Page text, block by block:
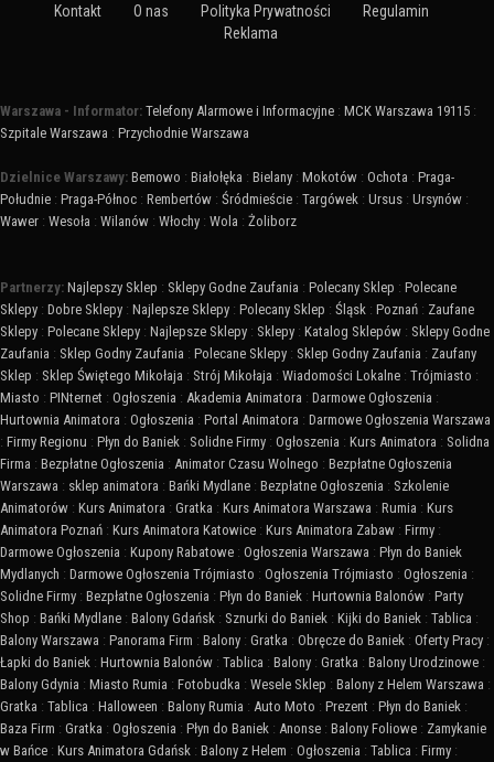
Kontakt O nas Polityka Prywatności
Regulamin
Reklama
Warszawa - Informator: Telefony Alarmowe i Informacyjne : MCK Warszawa 19115 :
Szpitale Warszawa : Przychodnie Warszawa
Dzielnice Warszawy: Bemowo : Białołęka : Bielany : Mokotów : Ochota : Praga-
Południe : Praga-Północ : Rembertów : Śródmieście : Targówek : Ursus : Ursynów :
Wawer : Wesoła : Wilanów : Włochy : Wola : Żoliborz
Partnerzy: Najlepszy Sklep : Sklepy Godne Zaufania : Polecany Sklep : Polecane
Sklepy : Dobre Sklepy : Najlepsze Sklepy : Polecany Sklep : Śląsk : Poznań : Zaufane
Sklepy : Polecane Sklepy : Najlepsze Sklepy : Sklepy : Katalog Sklepów : Sklepy Godne
Zaufania : Sklep Godny Zaufania : Polecane Sklepy : Sklep Godny Zaufania : Zaufany
Sklep : Sklep Świętego Mikołaja : Strój Mikołaja : Wiadomości Lokalne : Trójmiasto :
Miasto : PINternet : Ogłoszenia : Akademia Animatora : Darmowe Ogłoszenia :
Hurtownia Animatora : Ogłoszenia : Portal Animatora : Darmowe Ogłoszenia Warszawa
: Firmy Regionu : Płyn do Baniek : Solidne Firmy : Ogłoszenia : Kurs Animatora : Solidna
Firma : Bezpłatne Ogłoszenia : Animator Czasu Wolnego : Bezpłatne Ogłoszenia
Warszawa : sklep animatora : Bańki Mydlane : Bezpłatne Ogłoszenia : Szkolenie
Animatorów : Kurs Animatora : Gratka : Kurs Animatora Warszawa : Rumia : Kurs
Animatora Poznań : Kurs Animatora Katowice : Kurs Animatora Zabaw : Firmy :
Darmowe Ogłoszenia : Kupony Rabatowe : Ogłoszenia Warszawa : Płyn do Baniek
Mydlanych : Darmowe Ogłoszenia Trójmiasto : Ogłoszenia Trójmiasto : Ogłoszenia :
Solidne Firmy : Bezpłatne Ogłoszenia : Płyn do Baniek : Hurtownia Balonów : Party
Shop : Bańki Mydlane : Balony Gdańsk : Sznurki do Baniek : Kijki do Baniek : Tablica :
Balony Warszawa : Panorama Firm : Balony : Gratka : Obręcze do Baniek : Oferty Pracy :
Łapki do Baniek : Hurtownia Balonów : Tablica : Balony : Gratka : Balony Urodzinowe :
Balony Gdynia : Miasto Rumia : Fotobudka : Wesele Sklep : Balony z Helem Warszawa :
Gratka : Tablica : Halloween : Balony Rumia : Auto Moto : Prezent : Płyn do Baniek :
Baza Firm : Gratka : Ogłoszenia : Płyn do Baniek : Anonse : Balony Foliowe : Zamykanie
w Bańce : Kurs Animatora Gdańsk : Balony z Helem : Ogłoszenia : Tablica : Firmy :